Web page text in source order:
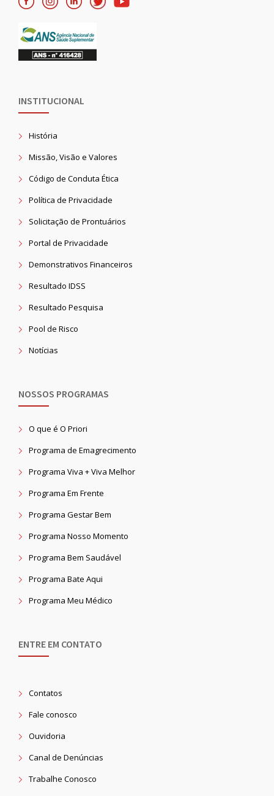
INSTITUCIONAL
História
Missão, Visão e Valores
Código de Conduta Ética
Política de Privacidade
Solicitação de Prontuários
Portal de Privacidade
Demonstrativos Financeiros
Resultado IDSS
Resultado Pesquisa
Pool de Risco
Notícias
NOSSOS PROGRAMAS
O que é O Priori
Programa de Emagrecimento
Programa Viva + Viva Melhor
Programa Em Frente
Programa Gestar Bem
Programa Nosso Momento
Programa Bem Saudável
Programa Bate Aqui
Programa Meu Médico
ENTRE EM CONTATO
Contatos
Fale conosco
Ouvidoria
Canal de Denúncias
Trabalhe Conosco